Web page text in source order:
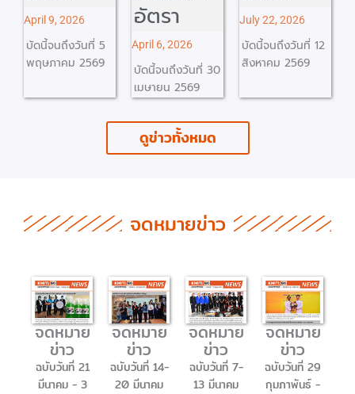
อัตรา
April 6, 2026
บัดนี้จนถึงวันที่ 30
July 22, 2026
บัดนี้จนถึงวันที่ 12
สิงหาคม 2569
July 17, 2026
บัดนี้จนถึงวันที่ 12
สิงหาคม 2569
ดูข่าวทั้งหมด
จดหมายข่าว
จดหมาย
ข่าว
ฉบับวันที่ 21
มีนาคม - 3
จดหมาย
ข่าว
ฉบับวันที่ 14-
20 มีนาคม
จดหมาย
ข่าว
ฉบับวันที่ 7-
13 มีนาคม
จดหมาย
ข่าว
ฉบับวันที่ 29
กุมภาพันธ์ -